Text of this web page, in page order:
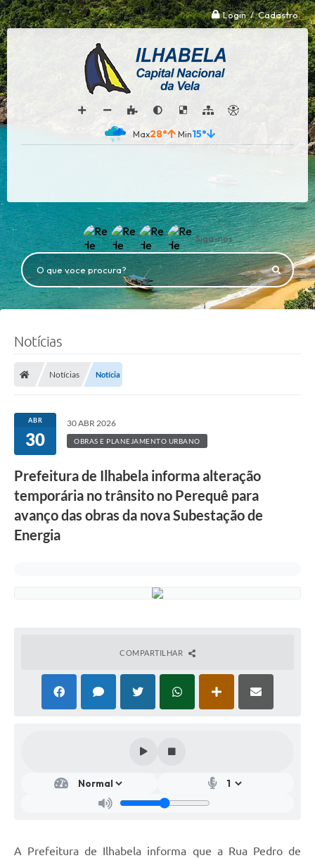
Login / Cadastro
28° 15°
Siga-nos
O que voce procura?
Notícias
Notícias Notícia
ABR
30
30 ABR 2026
OBRAS E PLANEJAMENTO URBANO
Prefeitura de Ilhabela informa alteração
temporária no trânsito no Perequê para
avanço das obras da nova Subestação de
Energia
COMPARTILHAR
A Prefeitura de Ilhabela informa que a Rua Pedro de